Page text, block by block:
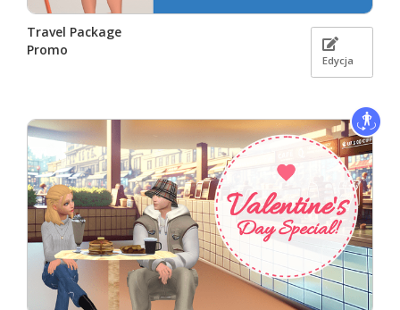
Travel Package
Promo
Edycja